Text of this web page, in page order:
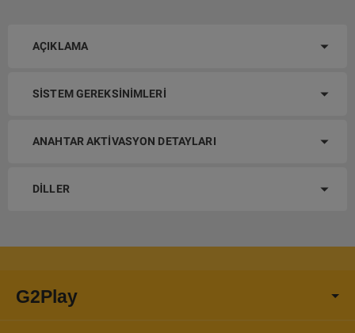
AÇIKLAMA
SISTEM GEREKSINIMLERI
ANAHTAR AKTIVASYON DETAYLARI
DILLER
G2Play